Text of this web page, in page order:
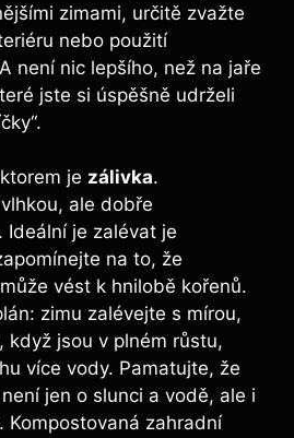
zimami, určitě zvažte
nebo použití
není nic lepšího, než na jaře
jste si úspěšně udrželi
je zálivka.
ale dobře
je zalévat je
na to, že
vést k hnilobě kořenů.
zimu zalévejte s mírou,
když jsou v plném růstu,
více vody. Pamatujte, že
jen o slunci a vodě, ale i
. Kompostovaná zahradní